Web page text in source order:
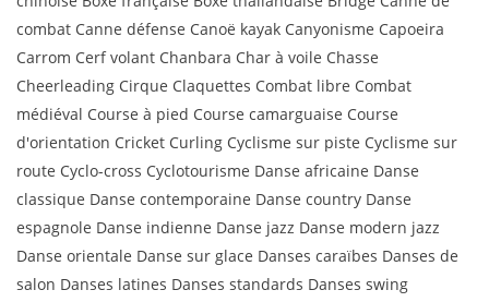
combat Canne défense Canoë kayak Canyonisme Capoeira
Carrom Cerf volant Chanbara Char à voile Chasse
Cheerleading Cirque Claquettes Combat libre Combat
médiéval Course à pied Course camarguaise Course
d'orientation Cricket Curling Cyclisme sur piste Cyclisme sur
route Cyclo-cross Cyclotourisme Danse africaine Danse
classique Danse contemporaine Danse country Danse
espagnole Danse indienne Danse jazz Danse modern jazz
Danse orientale Danse sur glace Danses caraïbes Danses de
salon Danses latines Danses standards Danses swing